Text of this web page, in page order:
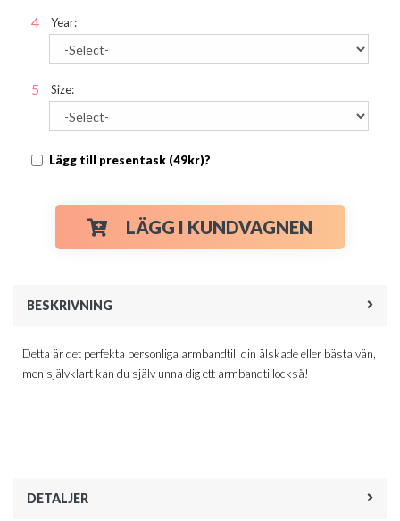
Year:
Size:
Lägg till presentask (49kr)?
LÄGG I KUNDVAGNEN
BESKRIVNING
Detta är det perfekta personliga armbandtill din älskade eller bästa vän,
men självklart kan du själv unna dig ett armbandtillockså!
DETALJER